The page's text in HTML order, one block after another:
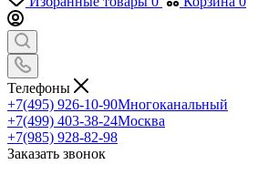
Телефоны
+7(495) 926-10-90Многоканальный
+7(499) 403-38-24Москва
+7(985) 928-82-98
Заказать звонок